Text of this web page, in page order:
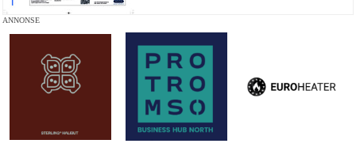
ANNONSE